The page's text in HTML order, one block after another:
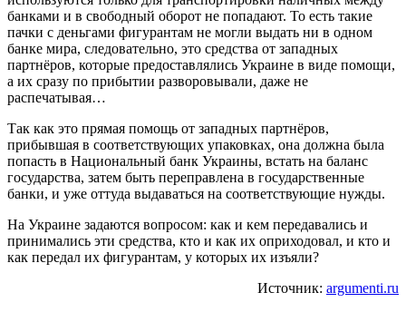
банками и в свободный оборот не попадают. То есть такие
пачки с деньгами фигурантам не могли выдать ни в одном
банке мира, следовательно, это средства от западных
партнёров, которые предоставлялись Украине в виде помощи,
а их сразу по прибытии разворовывали, даже не
распечатывая…
Так как это прямая помощь от западных партнёров,
прибывшая в соответствующих упаковках, она должна была
попасть в Национальный банк Украины, встать на баланс
государства, затем быть переправлена в государственные
банки, и уже оттуда выдаваться на соответствующие нужды.
На Украине задаются вопросом: как и кем передавались и
принимались эти средства, кто и как их оприходовал, и кто и
как передал их фигурантам, у которых их изъяли?
Источник: argumenti.ru